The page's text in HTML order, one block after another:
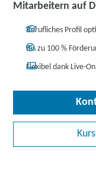
Mitarbeitern auf
Berufliches Profil
Bis zu 100 %
Flexibel dank Live-